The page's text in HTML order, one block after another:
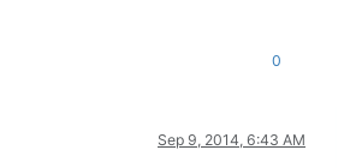
0
Sep 9, 2014, 6:43 AM